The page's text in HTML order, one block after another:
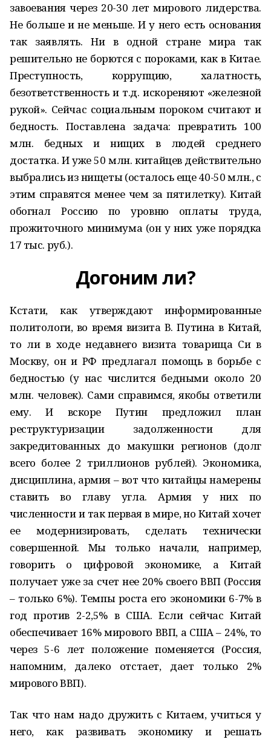
завоевания через 20-30 лет мирового лидерства.
Не больше и не меньше. И у него есть основания
так заявлять. Ни в одной стране мира так
решительно не борются с пороками, как в Китае.
Преступность, коррупцию, халатность,
безответственность и т.д. искореняют «железной
рукой». Сейчас социальным пороком считают и
бедность. Поставлена задача: превратить 100
млн. бедных и нищих в людей среднего
достатка. И уже 50 млн. китайцев действительно
выбрались из нищеты (осталось еще 40-50 млн., с
этим справятся менее чем за пятилетку). Китай
обогнал Россию по уровню оплаты труда,
прожиточного минимума (он у них уже порядка
17 тыс. руб.).
Догоним ли?
Кстати, как утверждают информированные
политологи, во время визита В. Путина в Китай,
то ли в ходе недавнего визита товарища Си в
Москву, он и РФ предлагал помощь в борьбе с
бедностью (у нас числится бедными около 20
млн. человек). Сами справимся, якобы ответили
ему. И вскоре Путин предложил план
реструктуризации задолженности для
закредитованных до макушки регионов (долг
всего более 2 триллионов рублей). Экономика,
дисциплина, армия – вот что китайцы намерены
ставить во главу угла. Армия у них по
численности и так первая в мире, но Китай хочет
ее модернизировать, сделать технически
совершенной. Мы только начали, например,
говорить о цифровой экономике, а Китай
получает уже за счет нее 20% своего ВВП (Россия
– только 6%). Темпы роста его экономики 6-7% в
год против 2-2,5% в США. Если сейчас Китай
обеспечивает 16% мирового ВВП, а США – 24%, то
через 5-6 лет положение поменяется (Россия,
напомним, далеко отстает, дает только 2%
мирового ВВП).
Так что нам надо дружить с Китаем, учиться у
него, как развивать экономику и решать